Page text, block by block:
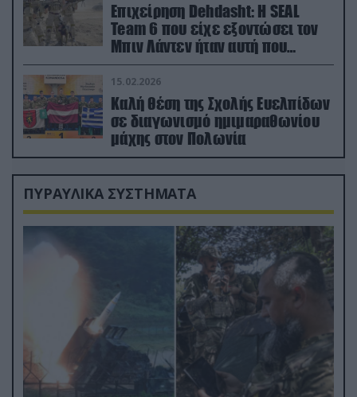
Επιχείρηση Dehdasht: Η SEAL
Team 6 που είχε εξοντώσει τον
Μπιν Λάντεν ήταν αυτή που
διέσωσε τον πιλότο του F-15
15.02.2026
Καλή θέση της Σχολής Ευελπίδων
σε διαγωνισμό ημιμαραθωνίου
μάχης στον Πολωνία
ΠΥΡΑΥΛΙΚΑ ΣΥΣΤΗΜΑΤΑ